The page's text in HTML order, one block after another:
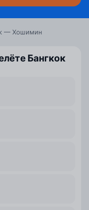
— Хошимин
Бангкок